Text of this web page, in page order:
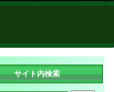
サイト内検索